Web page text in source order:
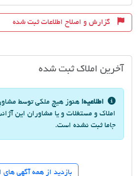
گزارش و اصلاح اطلاعات ثبت شده
آخرین املاک ثبت شده
اطلاعیه! هنوز هیچ ملکی توسط
املاک و مستغلات و یا مشاوران این
جاما ثبت نشده است.
بازدید از همه آگهی های